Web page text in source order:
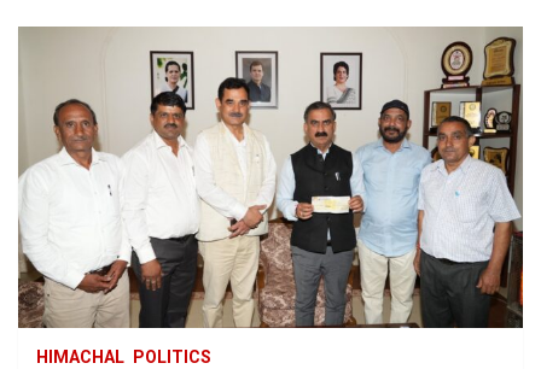
HIMACHAL POLITICS